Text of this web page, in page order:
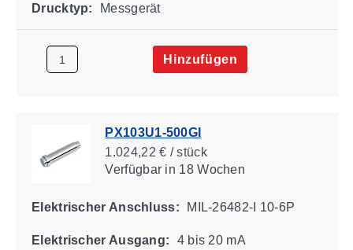
Drucktyp: Messgerät
Hinzufügen
PX103U1-500GI
1.024,22 € / stück
Verfügbarin 18 Wochen
Elektrischer Anschluss: MIL-26482-I 10-6P
Elektrischer Ausgang: 4 bis 20 mA